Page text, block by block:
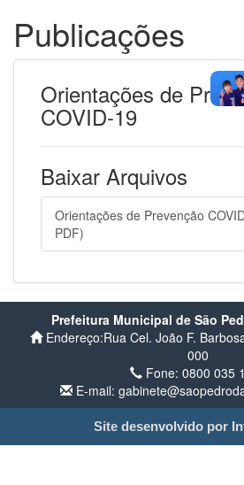
Publicações
Orientações de
COVID-19
Baixar Arquivos
Orientações de Prevenção
PDF)
Prefeitura Municipal de São
Endereço:Rua Cel. João F.
000
Fone: 0800 035
E-mail:
Site desenvolvido por